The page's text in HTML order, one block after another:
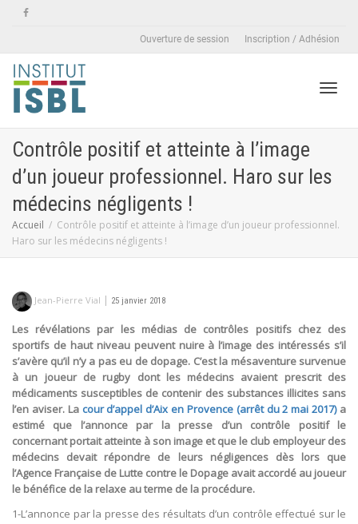
Ouverture de session Inscription / Adhésion
Contrôle positif et atteinte à l’image
d’un joueur professionnel. Haro sur les
médecins négligents !
Accueil
Contrôle positif et atteinte à l’image d’un joueur professionnel.
Haro sur les médecins négligents !
Jean-Pierre Vial | 25 janvier 2018
Les révélations par les médias de contrôles positifs chez des
sportifs de haut niveau peuvent nuire à l’image des intéressés s’il
s’avère qu’il n’y a pas eu de dopage. C’est la mésaventure survenue
à un joueur de rugby dont les médecins avaient prescrit des
médicaments susceptibles de contenir des substances illicites sans
l’en aviser. La cour d’appel d’Aix en Provence (arrêt du 2 mai 2017)a
estimé que l’annonce par la presse d’un contrôle positif le
concernant portait atteinte à son image et que le club employeur des
médecins devait répondre de leurs négligences dès lors que
l’Agence Française de Lutte contre le Dopage avait accordé au joueur
le bénéfice de la relaxe au terme de la procédure.
1-L’annonce par la presse des résultats d’un contrôle effectué sur le